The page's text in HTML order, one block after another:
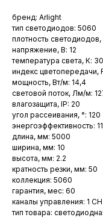
бренд: Arlight
тип светодиодов: 5060
плотность
напряжение, В: 12
температура света, К:
индекс цветопередачи,
мощность, Вт/м: 14,4
световой поток, Лм/м:
влагозащита, IP: 20
угол рассеивания, °: 120
энергоэффективность:
длина, мм: 5000
ширина, мм: 10
высота, мм: 2.2
кратность резки, мм: 50
коллекция: 5060
гарантия, мес: 60
каналы управления: 1
тип товара: